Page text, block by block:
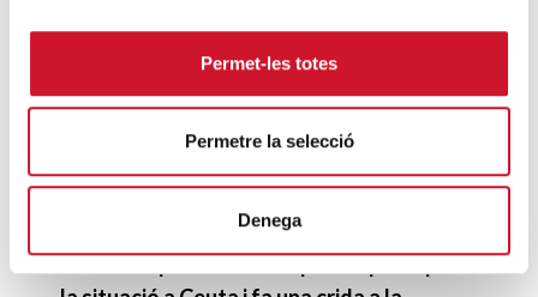
Permet-les totes
Permetre la selecció
Denega
SEGUEIX LLEGINT
Acompanyar en drets, un benefici social
SEGUEIX LLEGINT
DARRERES ENTRADES
Càritas expressa la seva preocupació per